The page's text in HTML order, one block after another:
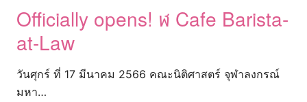
Officially opens! ฬ Cafe Barista-
at-Law
วันศุกร์ ที่ 17 มีนาคม 2566 คณะนิติศาสตร์ จุฬาลงกรณ์
มหา…